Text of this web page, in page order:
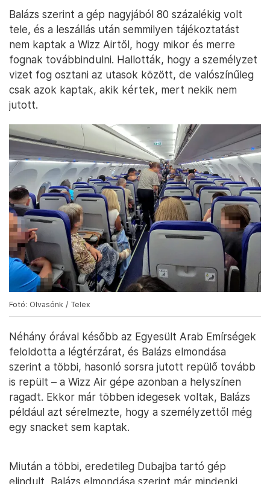
Balázs szerint a gép nagyjából 80 százalékig volt
tele, és a leszállás után semmilyen tájékoztatást
nem kaptak a Wizz Airtől, hogy mikor és merre
fognak továbbindulni. Hallották, hogy a személyzet
vizet fog osztani az utasok között, de valószínűleg
csak azok kaptak, akik kértek, mert nekik nem
jutott.
Fotó: Olvasónk / Telex
Néhány órával később az Egyesült Arab Emírségek
feloldotta a légtérzárat, és Balázs elmondása
szerint a többi, hasonló sorsra jutott repülő tovább
is repült – a Wizz Air gépe azonban a helyszínen
ragadt. Ekkor már többen idegesek voltak, Balázs
például azt sérelmezte, hogy a személyzettől még
egy snacket sem kaptak.
Miután a többi, eredetileg Dubajba tartó gép